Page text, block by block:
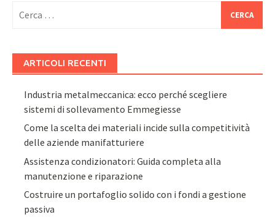
per:
ARTICOLI RECENTI
Industria metalmeccanica: ecco perché scegliere
sistemi di sollevamento Emmegiesse
Come la scelta dei materiali incide sulla competitività
delle aziende manifatturiere
Assistenza condizionatori: Guida completa alla
manutenzione e riparazione
Costruire un portafoglio solido con i fondi a gestione
passiva